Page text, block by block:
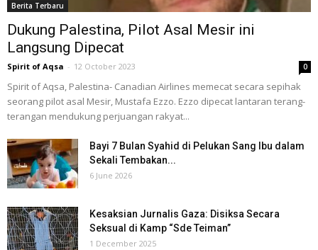
Berita Terbaru
Dukung Palestina, Pilot Asal Mesir ini
Langsung Dipecat
Spirit of Aqsa - 12 October 2023 0
Spirit of Aqsa, Palestina- Canadian Airlines memecat secara sepihak
seorang pilot asal Mesir, Mustafa Ezzo. Ezzo dipecat lantaran terang-
terangan mendukung perjuangan rakyat...
Bayi 7 Bulan Syahid di Pelukan Sang Ibu dalam
Sekali Tembakan...
6 June 2026
Kesaksian Jurnalis Gaza: Disiksa Secara
Seksual di Kamp “Sde Teiman”
1 December 2025